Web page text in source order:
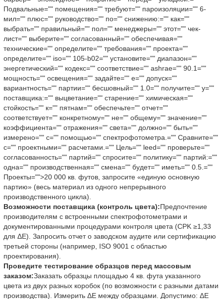
Подвальные="" помещения="" требуют="" пароизоляции="" 6-
мил="" плюс="" руководство="" по="" снижению:="" как=""
выбрать="" правильный="" пол="" менеджеры="" этот="" чек-
лист="" выберите="" согласованный="" обеспечивая=""
технические="" определите="" требования="" проекта=""
определите="" iso="" 105-b02="" установите="" диапазон=""
энергетический="" кодекс="" соответствие="" ashrae="" 90.1=""
мощность="" освещения="" задайте="" e="" допуск=""
вариантность="" партии="" бесшовный="" 1.0="" получите="" у=""
поставщика:="" выцветание="" старение="" химическая=""
стойкость="" к="" пятнам="" обеспечьте="" отчет=""
соответствует="" конкретному="" не="" общему="" значение=""
коэффициента="" отражения="" света="" должно="" быть=""
измерено="" с="" помощью="" спектрофотометра.="" Сравните=""
с="" проектными="" расчетами.="" Цель="" leed="" проверьте=""
согласованность="" партий="" спросите="" политику="" партий:=""
одна="" производственная="" смена="" будет="" иметь="" 0.5.=""
Проекты="">20 000 кв. футов, запросите «единую основную
партию» (весь материал из одного непрерывного
производственного цикла).
Возможности поставщика (контроль цвета):Предпочтение
производителям с встроенными спектрофотометрами и
документированными процедурами контроля цвета (CPK ≥1,33
для ΔE). Запросить отчет о заводском аудите или сертификацию
третьей стороны (например, ISO 9001 с областью
проектирования).
Проведите тестирование образцов перед массовым
заказом:Заказать образцы площадью 4 кв. фута указанного
цвета из двух разных коробок (по возможности с разными датами
производства). Измерить ΔE между образцами. Допустимо: ΔE